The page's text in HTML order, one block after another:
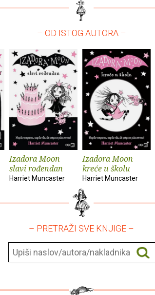
– OD ISTOG AUTORA –
Izadora Moon
slavi rođendan
Harriet Muncaster
Izadora Moon
kreće u školu
Harriet Muncaster
– PRETRAŽI SVE KNJIGE –